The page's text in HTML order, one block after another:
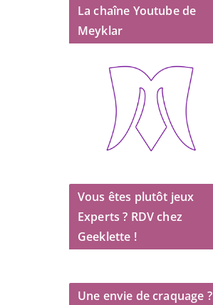
La chaîne Youtube de
Meyklar
Vous êtes plutôt jeux
Experts ? RDV chez
Geeklette !
Une envie de craquage ?